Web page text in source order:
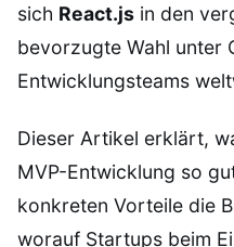
sich React.js in den
bevorzugte Wahl unter
Entwicklungsteams
Dieser Artikel erklärt,
MVP-Entwicklung so
konkreten Vorteile die
worauf Startups beim